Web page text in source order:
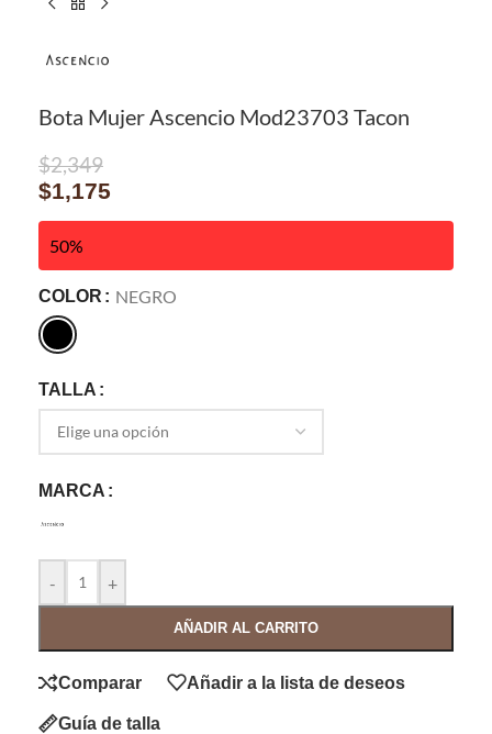
Bota Mujer Ascencio Mod23703 Tacon
$2,349
$1,175
50%
COLOR NEGRO
TALLA
MARCA
- +
AÑADIR AL CARRITO
Comparar Añadir a la lista de deseos
Guía de talla